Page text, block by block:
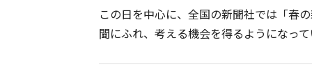
この日を中心に、全国の新聞社では「春
聞にふれ、考える機会を得るようになっ